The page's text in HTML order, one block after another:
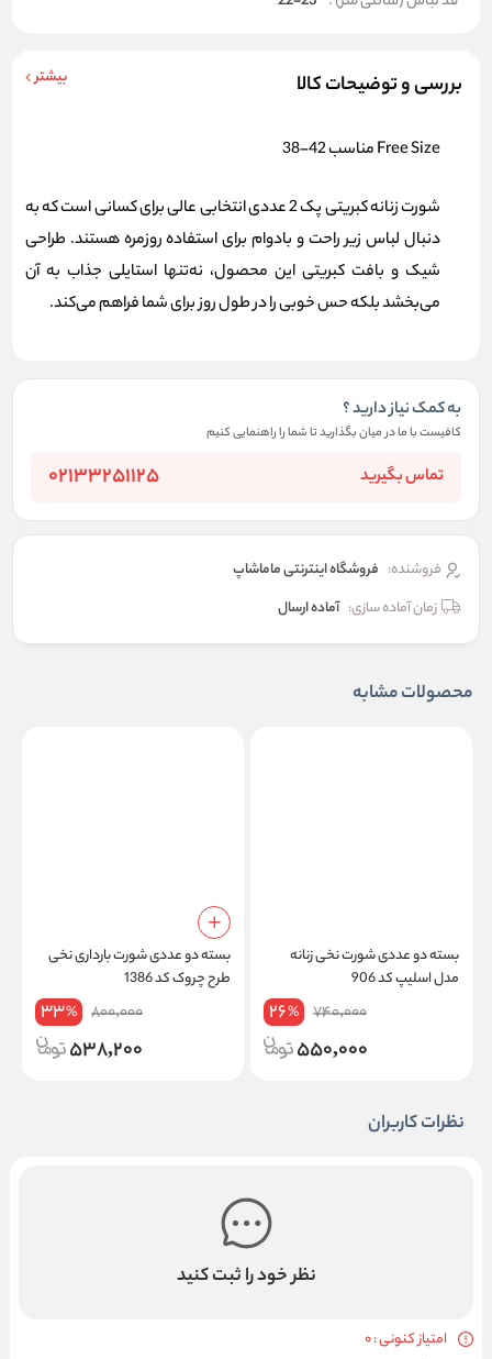
بررسی و توضیحات کالا بیشتر
Free Size مناسب 42-38
شورت زنانه کبریتی
پک 2 عددی انتخابی عالی برای کسانی است که به
دنبال لباس زیر راحت و بادوام برای استفاده روزمره هستند. طراحی
شیک و بافت کبریتی این محصول، نه‌تنها استایلی جذاب به آن
می‌بخشد بلکه حس خوبی را در طول روز برای شما فراهم می‌کند.
به کمک نیاز دارید ؟
کافیست با ما در میان بگذارید تا شما را راهنمایی کنیم
تماس بگیرید 02133251125
فروشنده: فروشگاه اینترنتی ماماشاپ
زمان آماده سازی: آماده ارسال
محصولات مشابه
بسته دو عددی شورت نخی زنانه
مدل اسلیپ کد 906
740,000
26%
550,000
بسته دو عددی شورت بارداری نخی
طرح چروک کد 1386
800,000
33%
538,200
نظرات کاربران
نظر خود را ثبت کنید
امتیاز کنونی : 0